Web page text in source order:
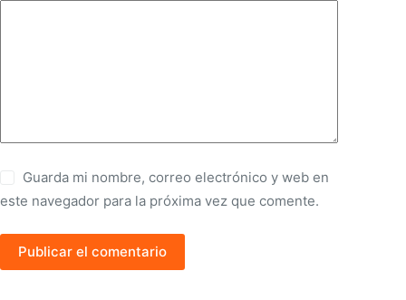
Guarda mi nombre, correo electrónico y web en
este navegador para la próxima vez que comente.
Publicar el comentario